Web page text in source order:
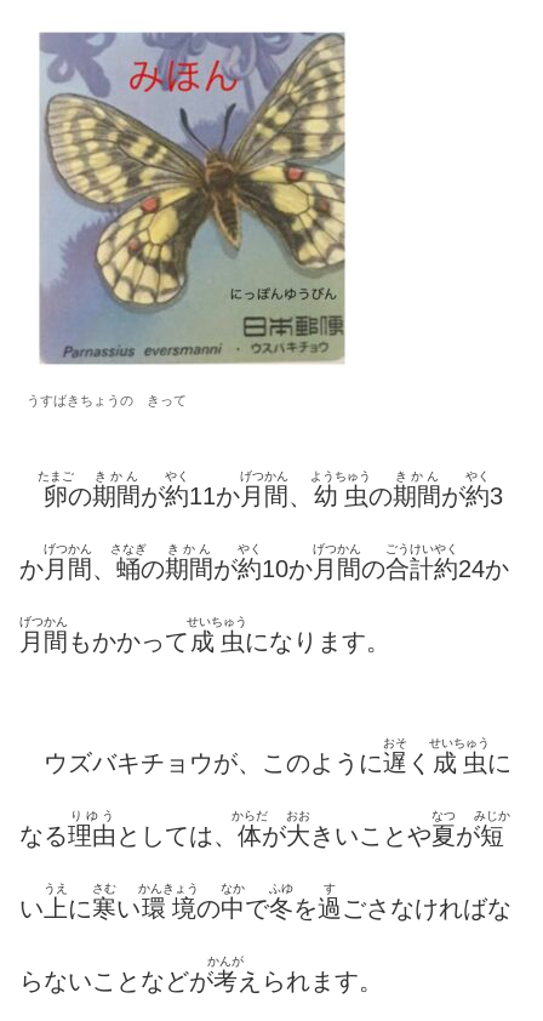
うすばきちょうの きって
卵
たまご
の期間
きかん
が約
やく
11か月間
げつかん
、 幼虫
ようちゅう
の期間
きかん
が約
やく
3
か月間
げつかん
、 蛹
さなぎ
の期間
きかん
が約
やく
10か月間
げつかん
の合計
ごうけい
約
やく
24か
月間
げつかん
もかかって 成虫
せいちゅう
になります。
ウズバキチョウが、このように遅
おそ
く 成虫
せいちゅう
に
なる理由
りゆう
としては、 体
からだ
が大
おお
きいことや夏
なつ
が短
みじか
い 上
うえ
に寒
さむ
い環境
かんきょう
の中
なか
で冬
ふゆ
を過
す
ごさなければな
らないことなどが考
かんが
えられます。